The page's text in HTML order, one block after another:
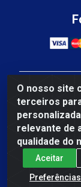
O nosso site
terceiros
relevante de
qualidade do
Aceitar
Mercosul
Quadra009
IV -